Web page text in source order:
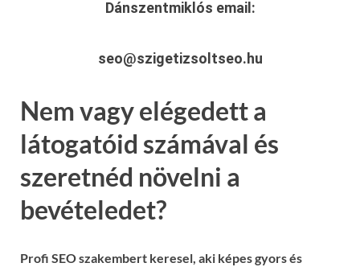
Dánszentmiklós email:
seo@szigetizsoltseo.hu
Nem vagy elégedett a
látogatóid számával és
szeretnéd növelni a
bevételedet?
Profi SEO szakembert keresel, aki képes gyors és